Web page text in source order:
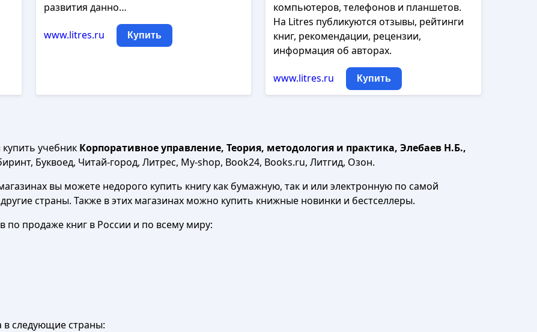
развития данно…
www.litres.ru Купить
компьютеров, телефонов и планшетов.
На Litres публикуются отзывы, рейтинги
книг, рекомендации, рецензии,
информация об авторах.
www.litres.ru Купить
учебник Корпоративное управление, Теория, методология и практика, Элебаев Н.Б.,
Буквоед, Читай-город, Литрес, My-shop, Book24, Books.ru, Литгид, Озон.
вы можете недорого купить книгу как бумажную, так и или электронную по самой
страны. Также в этих магазинах можно купить книжные новинки и бестселлеры.
продаже книг в России и по всему миру:
в следующие страны: